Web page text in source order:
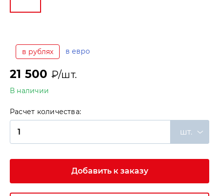
в рублях в евро
21 500 ₽/шт.
В наличии
Расчет количества:
шт.
Добавить к заказу